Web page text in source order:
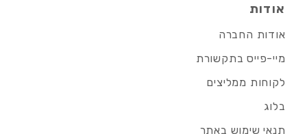
אודות
אודות החברה
מיי-פייס בתקשורת
לקוחות ממליצים
בלוג
תנאי שימוש באתר